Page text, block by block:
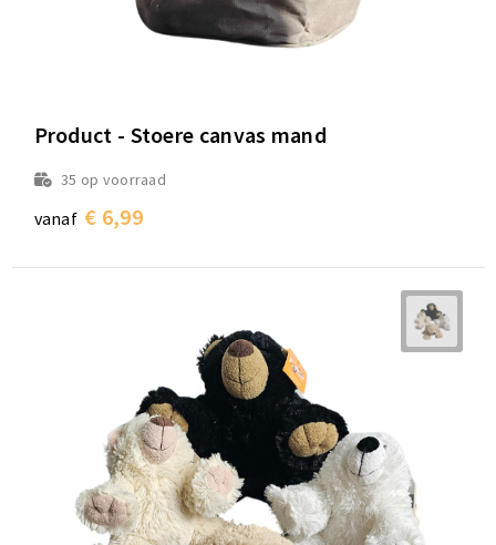
Product - Stoere canvas mand
35 op voorraad
vanaf € 6,99